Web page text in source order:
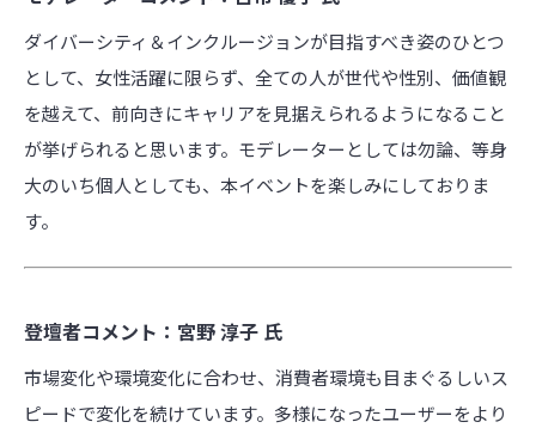
ダイバーシティ＆インクルージョンが目指すべき姿のひとつ
として、女性活躍に限らず、全ての人が世代や性別、価値観
を越えて、前向きにキャリアを見据えられるようになること
が挙げられると思います。モデレーターとしては勿論、等身
大のいち個人としても、本イベントを楽しみにしておりま
す。
登壇者コメント：宮野 淳子 氏
市場変化や環境変化に合わせ、消費者環境も目まぐるしいス
ピードで変化を続けています。多様になったユーザーをより